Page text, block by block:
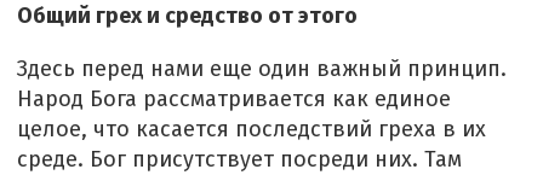
Общий грех и средство от этого
Здесь перед нами еще один важный принцип.
Народ Бога рассматривается как единое
целое, что касается последствий греха в их
среде. Бог присутствует посреди них. Там